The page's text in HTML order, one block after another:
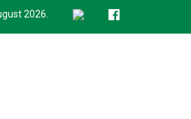
2026.